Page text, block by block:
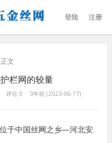
登陆 注册
正文
栏网的较量
评论 0 3年前 (2023-06-17)
于中国丝网之乡—河北安